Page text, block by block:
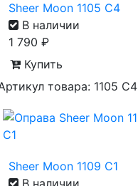
Sheer Moon 1105 C4
В наличии
1 790 ₽
Купить
товара: 1105 С4
Sheer Moon 1109 C1
В наличии